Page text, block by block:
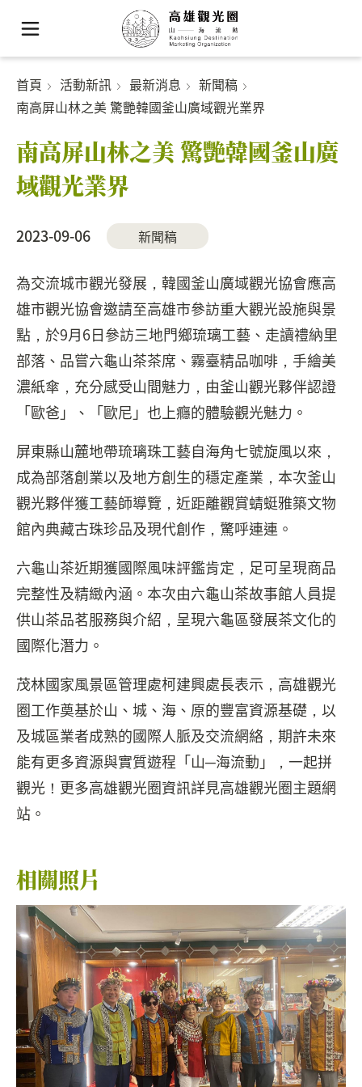
首頁 活動新訊 最新消息
新聞稿
南高屏山林之美 驚艷韓國釜山廣域觀光業界
南高屏山林之美 驚艷韓國釜山廣
域觀光業界
2023-09-06 新聞稿
為交流城市觀光發展，韓國釜山廣域觀光協會應高
雄市觀光協會邀請至高雄市參訪重大觀光設施與景
點，於9月6日參訪三地門鄉琉璃工藝、走讀禮納里
部落、品嘗六龜山茶茶席、霧臺精品咖啡，手繪美
濃紙傘，充分感受山間魅力，由釜山觀光夥伴認證
「歐爸」、「歐尼」也上癮的體驗觀光魅力。
屏東縣山麓地帶琉璃珠工藝自海角七號旋風以來，
成為部落創業以及地方創生的穩定產業，本次釜山
觀光夥伴獲工藝師導覽，近距離觀賞蜻蜓雅築文物
館內典藏古珠珍品及現代創作，驚呼連連。
六龜山茶近期獲國際風味評鑑肯定，足可呈現商品
完整性及精緻內涵。本次由六龜山茶故事館人員提
供山茶品茗服務與介紹，呈現六龜區發展茶文化的
國際化潛力。
茂林國家風景區管理處柯建興處長表示，高雄觀光
圈工作奠基於山、城、海、原的豐富資源基礎，以
及城區業者成熟的國際人脈及交流網絡，期許未來
能有更多資源與實質遊程「山─海流動」，一起拼
觀光！更多高雄觀光圈資訊詳見高雄觀光圈主題網
站。
相關照片